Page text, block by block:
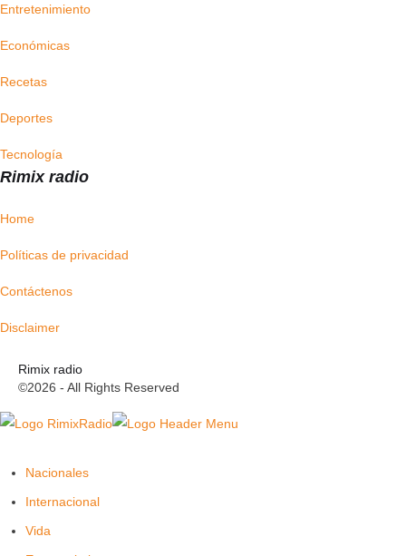
Rimix radio
Home
Políticas de privacidad
Contáctenos
Disclaimer
Entretenimiento
Económicas
Recetas
Deportes
Tecnología
Rimix radio
©2026 - All Rights Reserved
Nacionales
Internacional
Vida